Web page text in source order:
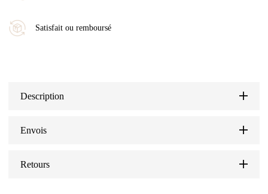
Satisfait ou remboursé
Description
Envois
Retours